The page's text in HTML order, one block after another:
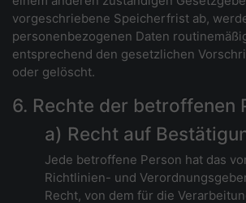
vorgeschriebene Speicherfrist ab,
personenbezogenen Daten
entsprechend den gesetzlichen
oder gelöscht.
6. Rechte der betroffenen
a) Recht auf
Jede betroffene Person hat das
Richtlinien- und
Recht, von dem für die